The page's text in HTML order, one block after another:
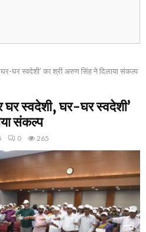
घर-घर स्वदेशी’ का श्री अरुण सिंह ने दिलाया संकल्प
घर स्वदेशी, घर-घर स्वदेशी’
संकल्प
0 265